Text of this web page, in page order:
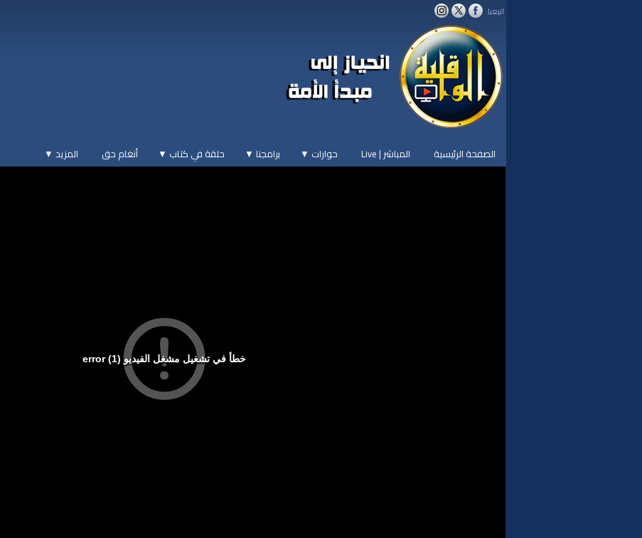
اتبعنا:
الصفحة الرئيسية المباشر | Live حوارات ▼ برامجنا ▼ حلقة في كتاب ▼ أنغام حق المزيد ▼
خطأ في تشغيل مشغل الفيديو (1) error